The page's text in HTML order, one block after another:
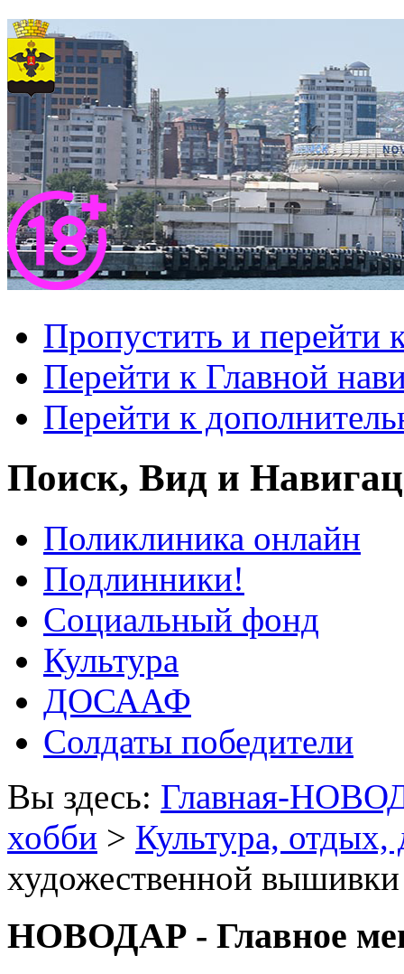
Пропустить и перейти
Перейти к Главной
Перейти к
Поиск, Вид и
Поликлиника онлайн
Подлинники!
Социальный фонд
Культура
ДОСААФ
Солдаты победители
Вы здесь: Главная-
хобби > Культура, отдых,
художественной
НОВОДАР - Главное